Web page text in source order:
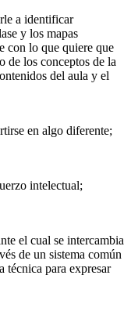
a identificar
y los mapas
con lo que quiere que
de los conceptos de la
del aula y el
en algo diferente;
intelectual;
el cual se intercambia
de un sistema común
técnica para expresar